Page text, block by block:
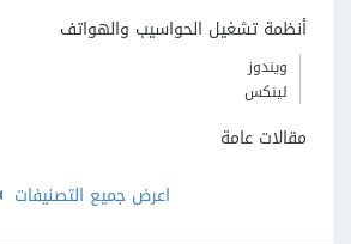
أنظمة تشغيل الحواسيب والهواتف
ويندوز
لينكس
مقالات عامة
اعرض جميع التصنيفات